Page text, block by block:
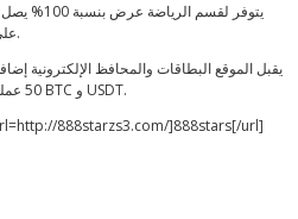
على الإيداع الأول.
يقبل الموقع البطاقات والمحافظ الإلكترونية
50 عملة مشفرة مثل BTC و USDT.
888starzs3.com/]888stars[/url]